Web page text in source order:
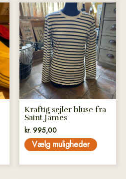
Kraftig sejler bluse fra
Saint James
kr. 995,00
Vælg muligheder
Dette
vare
har
flere
varianter.
Mulighederne
kan
vælges
varesiden